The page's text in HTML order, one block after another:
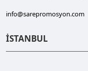
info@sarepromosyon.com
İSTANBUL